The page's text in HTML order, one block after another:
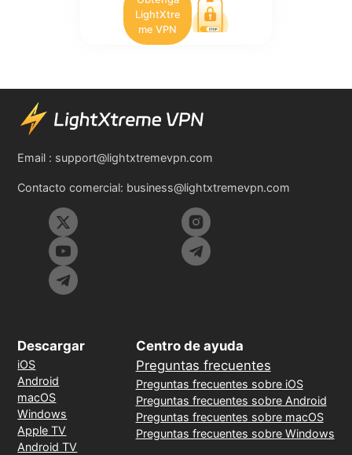
LightXtre
me VPN
Email : support@lightxtremevpn.com
Contacto comercial: business@lightxtremevpn.com
Descargar
iOS
Android
macOS
Windows
Apple TV
Android TV
Centro de ayuda
Preguntas frecuentes
Preguntas frecuentes sobre iOS
Preguntas frecuentes sobre Android
Preguntas frecuentes sobre macOS
Preguntas frecuentes sobre Windows